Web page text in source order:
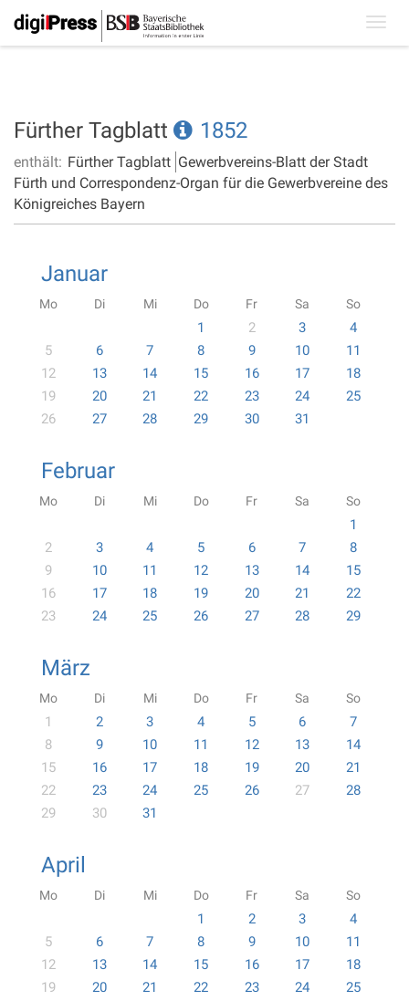
Fürther Tagblatt 1852
enthält: Fürther Tagblatt Gewerbvereins-Blatt der Stadt
Fürth und Correspondenz-Organ für die Gewerbvereine des
Königreiches Bayern
Januar
Mo Di Mi Do Fr Sa So
1 2 3
4
5
6 7 8 9 10
11
12
13 14 15 16 17
18
19
20 21 22 23 24
25
26
27 28 29 30 31
Februar
Mo Di Mi Do Fr Sa So
1
2
3 4 5 6 7
8
9
10 11 12 13 14
15
16
17 18 19 20 21
22
23
24 25 26 27 28 29
März
Mo Di Mi Do Fr Sa So
1 2 3 4 5 6
7
8
9 10 11 12 13
14
15
16 17 18 19 20
21
22
23 24 25 26 27
28
29
30 31
April
Mo Di Mi Do Fr Sa So
1 2 3
4
5
6 7 8 9 10
11
12
13 14 15 16 17
18
19
20 21 22 23 24
25